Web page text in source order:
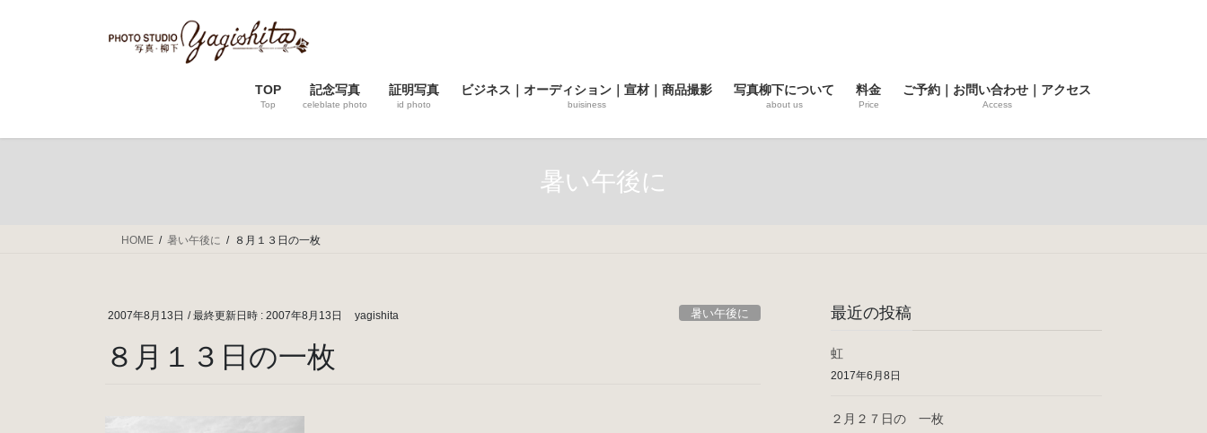
ス
ン
TOP
Top
記念写真
celeblate photo
証明写真
id photo
ビジネス｜オーディション｜宣材｜商品撮影
buisiness
写真柳下について
about us
料金
Price
ご予約｜お問い合わせ｜アクセス
Access
暑い午後に
HOME 暑い午後に ８月１３日の一枚
2007年8月13日 / 最終更新日時 : 2007年8月13日 yagishita 暑い午後に
８月１３日の一枚
最近の投稿
虹
2017年6月8日
２月２７日の 一枚